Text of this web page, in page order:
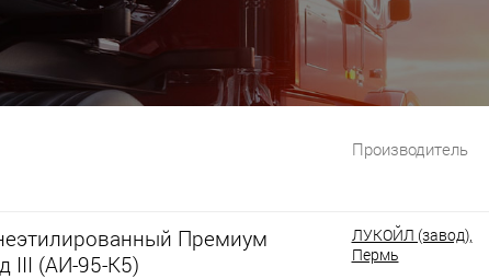
Производитель
Премиум
III (АИ-95-К5)
ЛУКОЙЛ (завод),
Пермь